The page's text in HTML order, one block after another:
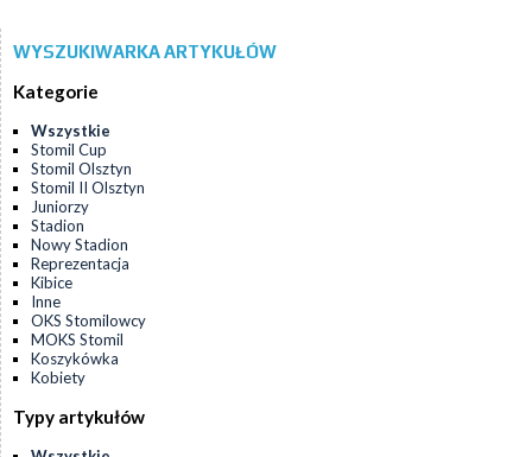
WYSZUKIWARKA ARTYKUŁÓW
Kategorie
Wszystkie
Stomil Cup
Stomil Olsztyn
Stomil II Olsztyn
Juniorzy
Stadion
Nowy Stadion
Reprezentacja
Kibice
Inne
OKS Stomilowcy
MOKS Stomil
Koszykówka
Kobiety
Typy artykułów